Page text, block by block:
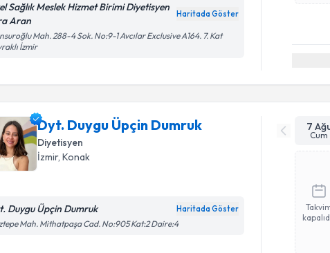
Sağlık Meslek Hizmet Birimi Diyetisyen
Aran
Haritada Göster
Mah. 288-4 Sok. No:9-1 Avcılar Exclusive A164. 7. Kat
İzmir
Dyt. Duygu Üpçin Dumruk
Diyetisyen
İzmir, Konak
Duygu Üpçin Dumruk Haritada Göster
Mah. Mithatpaşa Cad. No:905 Kat:2 Daire:4
7
Cum